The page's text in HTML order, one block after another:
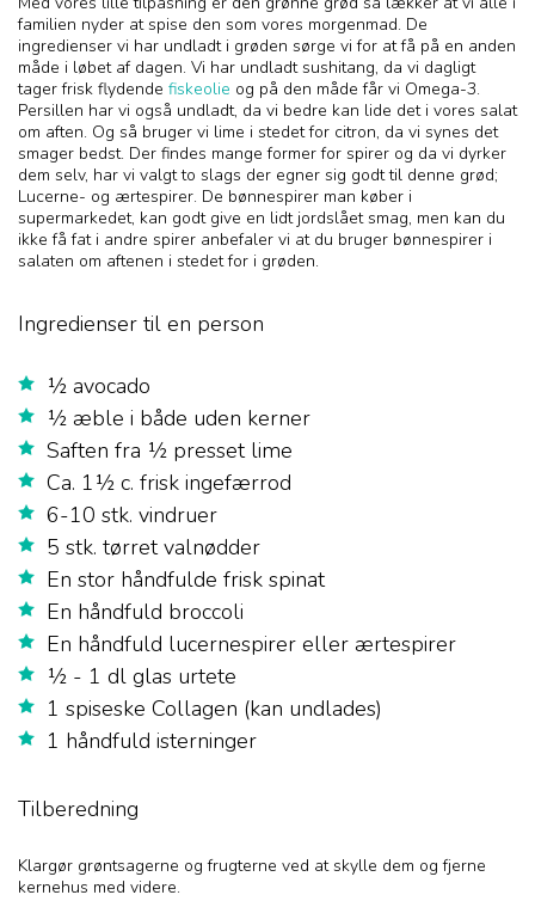
familien nyder at spise den som vores morgenmad. De
ingredienser vi har undladt i grøden sørge vi for at få på en anden
måde i løbet af dagen. Vi har undladt sushitang, da vi dagligt
tager frisk flydende fiskeolie og på den måde får vi Omega-3.
Persillen har vi også undladt, da vi bedre kan lide det i vores salat
om aften. Og så bruger vi lime i stedet for citron, da vi synes det
smager bedst. Der findes mange former for spirer og da vi dyrker
dem selv, har vi valgt to slags der egner sig godt til denne grød;
Lucerne- og ærtespirer. De bønnespirer man køber i
supermarkedet, kan godt give en lidt jordslået smag, men kan du
ikke få fat i andre spirer anbefaler vi at du bruger bønnespirer i
salaten om aftenen i stedet for i grøden.
Ingredienser til en person
½ avocado
½ æble i både uden kerner
Saften fra ½ presset lime
Ca. 1½ c. frisk ingefærrod
6-10 stk. vindruer
5 stk. tørret valnødder
En stor håndfulde frisk spinat
En håndfuld broccoli
En håndfuld lucernespirer eller ærtespirer
½ - 1 dl glas urtete
1 spiseske Collagen (kan undlades)
1 håndfuld isterninger
Tilberedning
Klargør grøntsagerne og frugterne ved at skylle dem og fjerne
kernehus med videre.